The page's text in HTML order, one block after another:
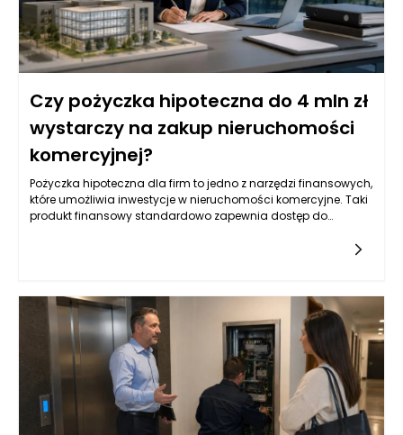
Czy pożyczka hipoteczna do 4 mln zł
wystarczy na zakup nieruchomości
komercyjnej?
Pożyczka hipoteczna dla firm to jedno z narzędzi finansowych,
które umożliwia inwestycje w nieruchomości komercyjne. Taki
produkt finansowy standardowo zapewnia dostęp do
komercyjnych. Na rynku istnieje wiele różnych ofert, które mogą
różnić się pod względem oprocentowania, okresu spłaty oraz
wymaganych zabezpieczeń. Kluczowym aspektem dla firm
jest również analiza warunków umowy oraz kosztów
dodatkowych związanych z pozyskiwaniem takiego
finansowania. Przed podjęciem decyzji o wyborze
odpowiedniej pożyczki hipotecznej, warto przeanalizować
wszystkie dostępne opcje i zrozumieć, jakie obowiązki i
zobowiązania będą się wiązać z zaciągnięciem takiego